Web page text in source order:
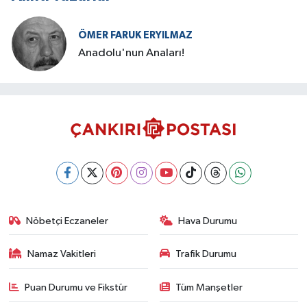
ÖMER FARUK ERYILMAZ
Anadolu'nun Anaları!
Nöbetçi Eczaneler Hava Durumu
Namaz Vakitleri Trafik Durumu
Puan Durumu ve Fikstür Tüm Manşetler